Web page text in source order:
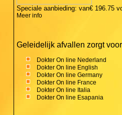
Speciale aanbieding: van€ 196.75
Meer info
Geleidelijk afvallen zorgt
Dokter On line Nederland
Dokter On line English
Dokter On line Germany
Dokter On line France
Dokter On line Italia
Dokter On line Esapania